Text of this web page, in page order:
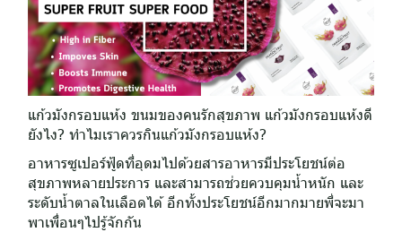
แก้วมังกรอบแห้ง ขนมของคนรักสุขภาพ แก้วมังกรอบแห้งดี
ยังไง? ทำไมเราควรกินแก้วมังกรอบแห้ง?
อาหารซูเปอร์ฟู้ดที่อุดมไปด้วยสารอาหารมีประโยชน์ต่อ
สุขภาพหลายประการ และสามารถช่วยควบคุมน้ำหนัก และ
ระดับน้ำตาลในเลือดได้ อีกทั้งประโยชน์อีกมากมายพี่จะมา
พาเพื่อนๆไปรู้จักกัน